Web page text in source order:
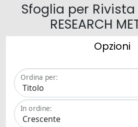
Sfoglia per Rivista
RESEARCH
Opzioni
Ordina per:
In ordine: